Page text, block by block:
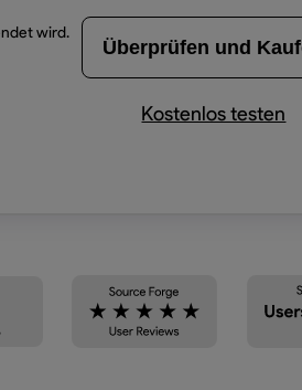
wird.
Überprüfen und
Kostenlos testen